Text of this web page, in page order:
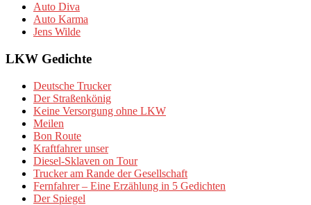
Auto Diva
Auto Karma
Jens Wilde
LKW Gedichte
Deutsche Trucker
Der Straßenkönig
Keine Versorgung ohne LKW
Meilen
Bon Route
Kraftfahrer unser
Diesel-Sklaven on Tour
Trucker am Rande der Gesellschaft
Fernfahrer – Eine Erzählung in 5 Gedichten
Der Spiegel